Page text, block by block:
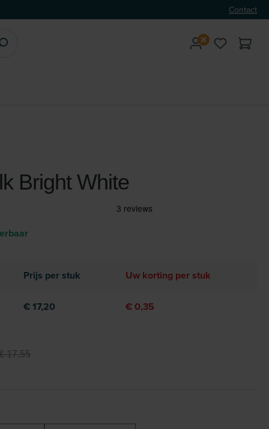
Contact
Bright White
Prijs per stuk Uw korting per stuk
€ 17,20 € 0,35
17,55